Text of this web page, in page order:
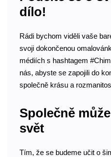
dílo!
Rádi bychom viděli vaše
svoji dokončenou
médiích s hashtagem
nás, abyste se zapojili do
společně krásu a
Společně
svět
Tím, že se budeme učit o